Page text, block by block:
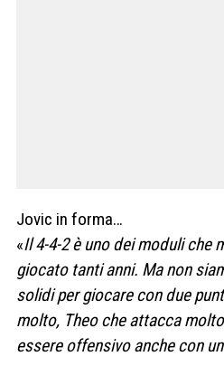
Jovic in forma…
«Il 4-4-2 è uno dei moduli che
giocato tanti anni. Ma non
solidi per giocare con due
molto, Theo che attacca
essere offensivo anche con